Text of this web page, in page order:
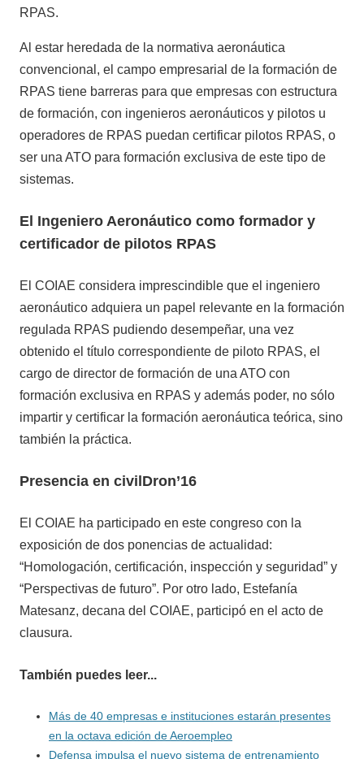
RPAS.
Al estar heredada de la normativa aeronáutica
convencional, el campo empresarial de la formación de
RPAS tiene barreras para que empresas con estructura
de formación, con ingenieros aeronáuticos y pilotos u
operadores de RPAS puedan certificar pilotos RPAS, o
ser una ATO para formación exclusiva de este tipo de
sistemas.
El Ingeniero Aeronáutico como formador y
certificador de pilotos RPAS
El COIAE considera imprescindible que el ingeniero
aeronáutico adquiera un papel relevante en la formación
regulada RPAS pudiendo desempeñar, una vez
obtenido el título correspondiente de piloto RPAS, el
cargo de director de formación de una ATO con
formación exclusiva en RPAS y además poder, no sólo
impartir y certificar la formación aeronáutica teórica, sino
también la práctica.
Presencia en civilDron’16
El COIAE ha participado en este congreso con la
exposición de dos ponencias de actualidad:
“Homologación, certificación, inspección y seguridad” y
“Perspectivas de futuro”. Por otro lado, Estefanía
Matesanz, decana del COIAE, participó en el acto de
clausura.
También puedes leer...
Más de 40 empresas e instituciones estarán presentes
en la octava edición de Aeroempleo
Defensa impulsa el nuevo sistema de entrenamiento